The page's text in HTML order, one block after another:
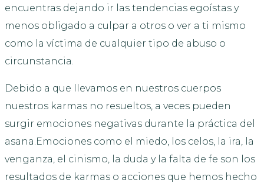
encuentras dejando ir las tendencias egoístas y
menos obligado a culpar a otros o ver a ti mismo
como la víctima de cualquier tipo de abuso o
circunstancia.
Debido a que llevamos en nuestros cuerpos
nuestros karmas no resueltos, a veces pueden
surgir emociones negativas durante la práctica del
asana.Emociones como el miedo, los celos, la ira, la
venganza, el cinismo, la duda y la falta de fe son los
resultados de karmas o acciones que hemos hecho